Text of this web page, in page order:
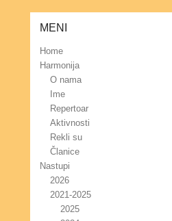
MENI
Home
Harmonija
O nama
Ime
Repertoar
Aktivnosti
Rekli su
Članice
Nastupi
2026
2021-2025
2025